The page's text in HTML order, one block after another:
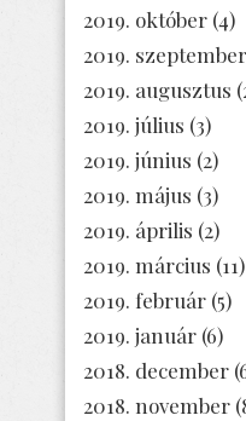
2019. október (4)
2019. szeptember
2019. augusztus
2019. július (3)
2019. június (2)
2019. május (3)
2019. április (2)
2019. március (11)
2019. február (5)
2019. január (6)
2018. december
2018. november